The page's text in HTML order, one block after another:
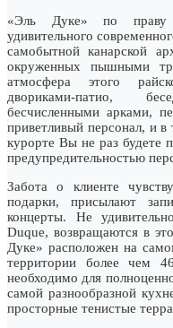
«Эль Дуке» по праву
удивительного
самобытной канарской
окруженных пышными
атмосфера этого
двориками-патио,
бесчисленными арками,
приветливый персонал, и
курорте Вы не раз будете
предупредительностью
Забота о клиенте
подарки, присылают
концерты. Не
Duque, возвращаются в
Дуке» расположен на
территории более чем
необходимо для
самой разнообразной
просторные тенистые